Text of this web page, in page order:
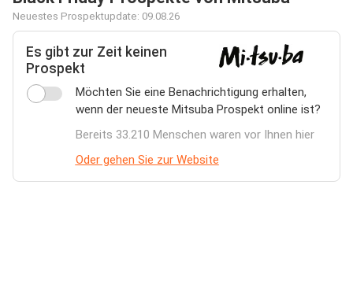
Neuestes Prospektupdate: 09.08.26
Es gibt zur Zeit keinen
Prospekt
Möchten Sie eine Benachrichtigung erhalten,
wenn der neueste Mitsuba Prospekt online ist?
Bereits 33.210 Menschen waren vor Ihnen hier
Oder gehen Sie zur Website